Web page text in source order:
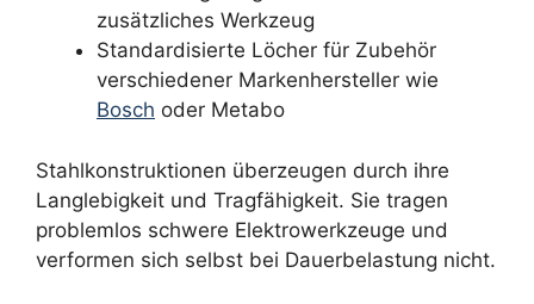
zusätzliches Werkzeug
Standardisierte Löcher für Zubehör
verschiedener Markenhersteller wie
Bosch oder Metabo
Stahlkonstruktionen überzeugen durch ihre
Langlebigkeit und Tragfähigkeit. Sie tragen
problemlos schwere Elektrowerkzeuge und
verformen sich selbst bei Dauerbelastung nicht.